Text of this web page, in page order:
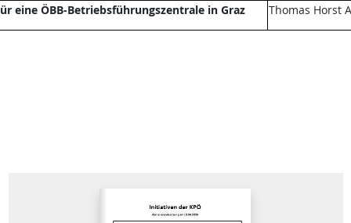
eine ÖBB-Betriebsführungszentrale in Graz Thomas Horst